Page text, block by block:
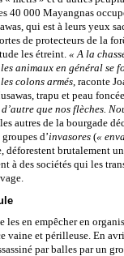
40 000 Mayangnas
qui est à leurs yeux
de protecteurs de la
les étreint. « A la
animaux en général se
colons armés, raconte
trapu et peau
que nos flèches.
autres de la bourgade
d’invasores («
déforestent brutalement
à des sociétés qui les
les en empêcher en
vaine et périlleuse. En
par balles par un